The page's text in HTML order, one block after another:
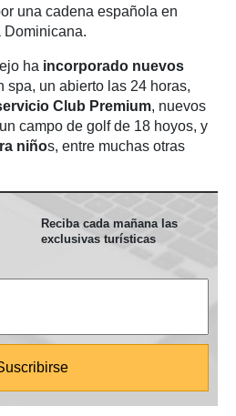
una cadena española en
Dominicana.
ha incorporado nuevos
spa, un abierto las 24 horas,
Club Premium, nuevos
campo de golf de 18 hoyos, y
niños, entre muchas otras
Reciba cada mañana las
exclusivas turísticas